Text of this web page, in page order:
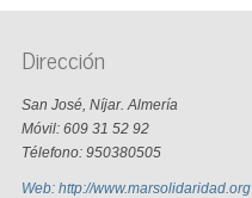
Dirección
San José, Níjar. Almería
Móvil: 609 31 52 92
Télefono: 950380505
Web: http://www.marsolidaridad.org